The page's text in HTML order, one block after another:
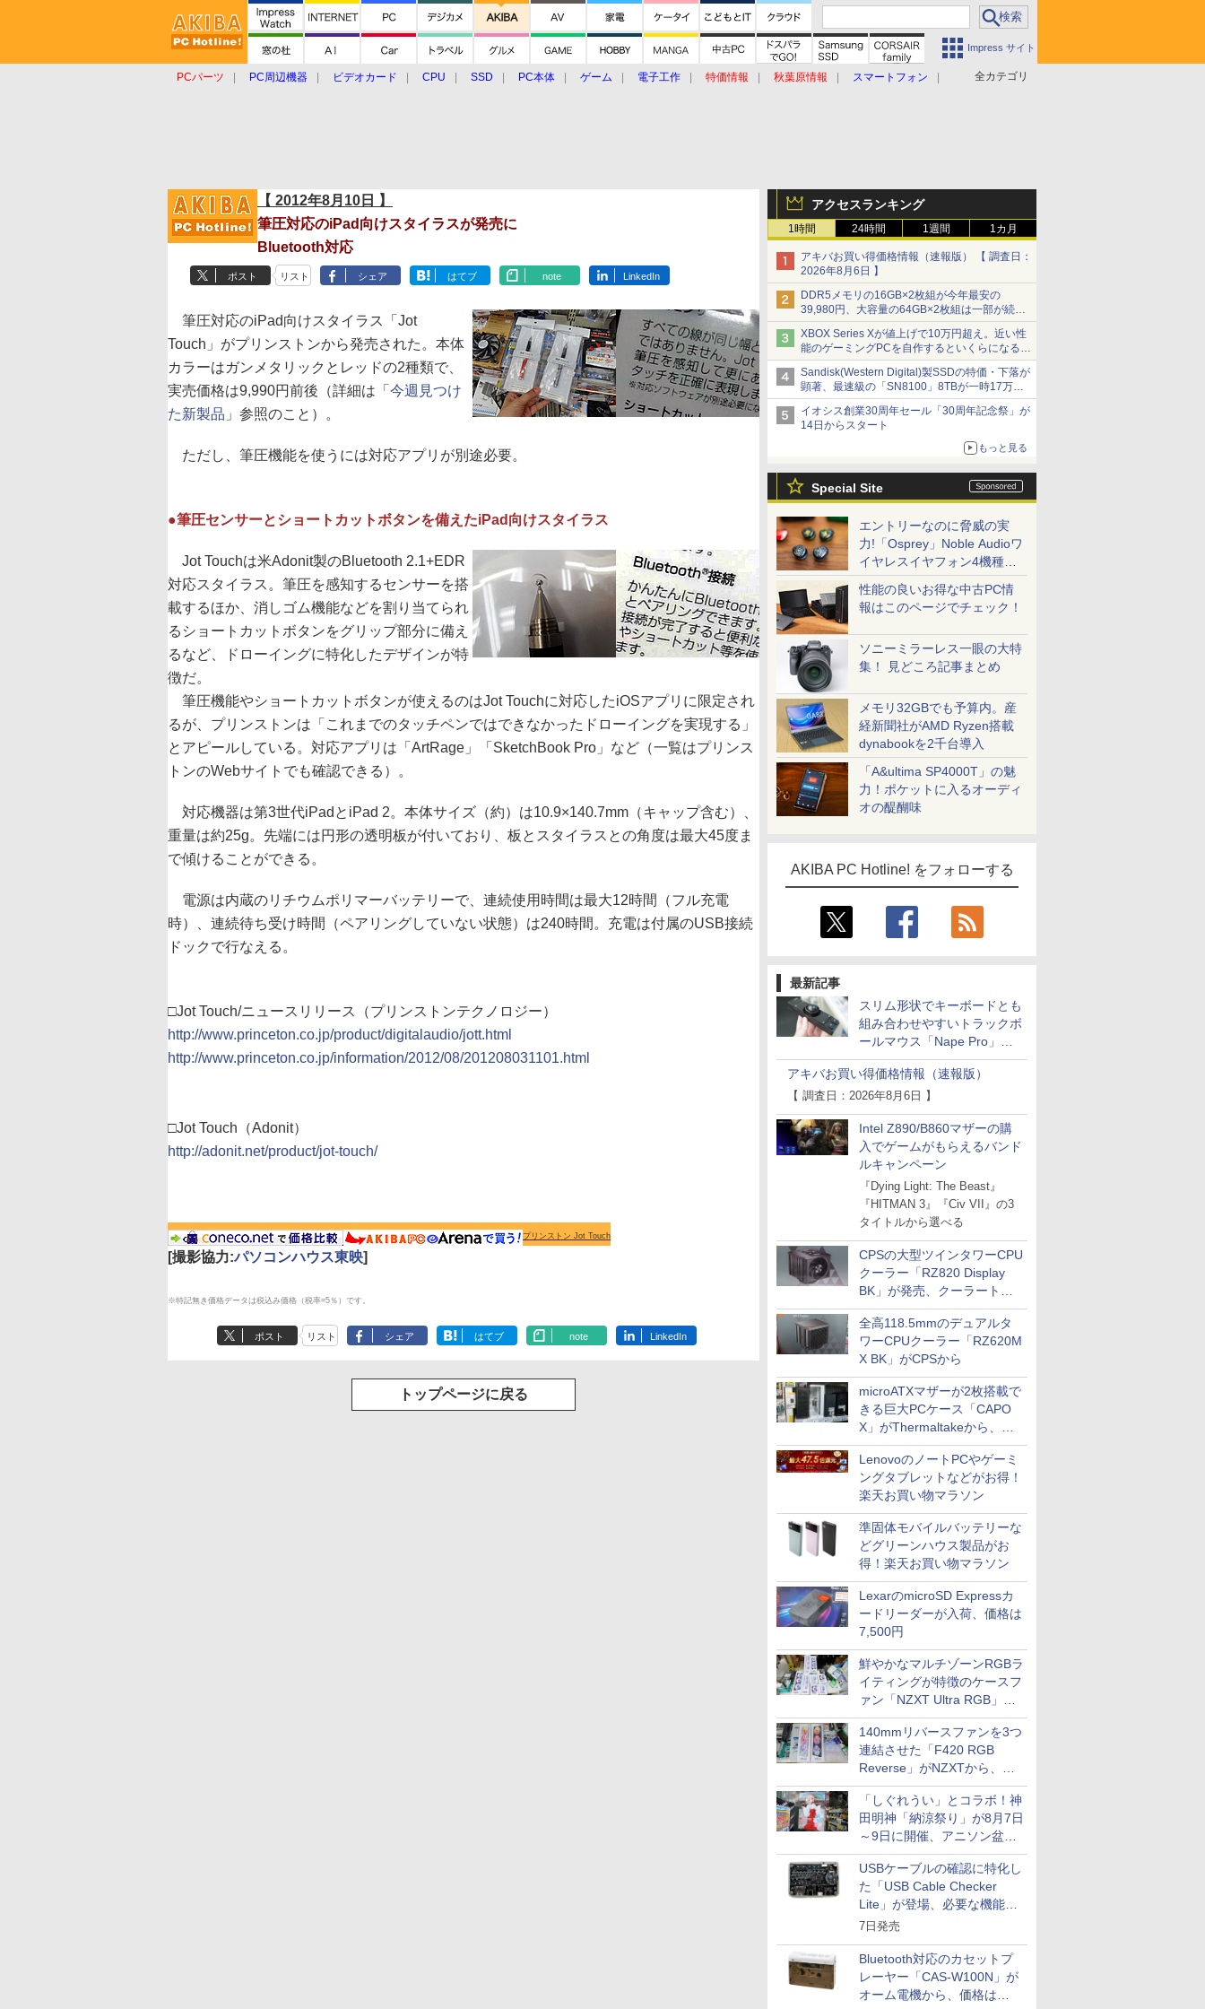
Impress サイト
全カテゴリ
PCパーツ PC周辺機器 ビデオカード CPU SSD PC本体 ゲーム 電子工作 特価情報 秋葉原情報
スマートフォン
アクセスランキング
1時間 24時間 1週間 1カ月
アキバお買い得価格情報（速報版） 【 調査日：
2026年8月6日 】
DDR5メモリの16GB×2枚組が今年最安の
39,980円、大容量の64GB×2枚組は一部が続騰
[8月前半のメモリ価格]
XBOX Series Xが値上げで10万円超え。近い性
能のゲーミングPCを自作するといくらになる？
【石田賀津男の『酒の肴にPCゲーム』】
Sandisk(Western Digital)製SSDの特価・下落が
顕著、最速級の「SN8100」8TBが一時17万円
割れ [8月前半のSSD価格]
イオシス創業30周年セール「30周年記念祭」が
14日からスタート
もっと見る
Special Site
エントリーなのに脅威の実
力!「Osprey」Noble Audioワ
イヤレスイヤフォン4機種を
一気に聴く
性能の良いお得な中古PC情
報はこのページでチェック！
ソニーミラーレス一眼の大特
集！ 見どころ記事まとめ
メモリ32GBでも予算内。産
経新聞社がAMD Ryzen搭載
dynabookを2千台導入
「A&ultima SP4000T」の魅
力！ポケットに入るオーディ
オの醍醐味
AKIBA PC Hotline! をフォローする
最新記事
スリム形状でキーボードとも
組み合わせやすいトラックボ
ールマウス「Nape Pro」が
Keychronから
アキバお買い得価格情報（速報版）
【 調査日：2026年8月6日 】
Intel Z890/B860マザーの購
入でゲームがもらえるバンド
ルキャンペーン
『Dying Light: The Beast』
『HITMAN 3』『Civ VII』の3
タイトルから選べる
CPSの大型ツインタワーCPU
クーラー「RZ820 Display
BK」が発売、クーラートッ
プに5インチ液晶搭載
全高118.5mmのデュアルタ
ワーCPUクーラー「RZ620M
X BK」がCPSから
microATXマザーが2枚搭載で
きる巨大PCケース「CAPO
X」がThermaltakeから、カ
ラーは2色
LenovoのノートPCやゲーミ
ングタブレットなどがお得！
楽天お買い物マラソン
準固体モバイルバッテリーな
どグリーンハウス製品がお
得！楽天お買い物マラソン
LexarのmicroSD Expressカ
ードリーダーが入荷、価格は
7,500円
鮮やかなマルチゾーンRGBラ
イティングが特徴のケースフ
ァン「NZXT Ultra RGB」が
発売、計8製品
140mmリバースファンを3つ
連結させた「F420 RGB
Reverse」がNZXTから、単
一フレーム採用
「しぐれうい」とコラボ！神
田明神「納涼祭り」が8月7日
～9日に開催、アニソン盆踊
りや屋台グルメなどもあり
USBケーブルの確認に特化し
た「USB Cable Checker
Lite」が登場、必要な機能を
凝縮しコンパクトに
7日発売
Bluetooth対応のカセットプ
レーヤー「CAS-W100N」が
オーム電機から、価格は
【 2012年8月10日 】
筆圧対応のiPad向けスタイラスが発売に
Bluetooth対応
ポスト リスト シェア はてブ note LinkedIn
筆圧対応のiPad向けスタイラス「Jot
Touch」がプリンストンから発売された。本体
カラーはガンメタリックとレッドの2種類で、
実売価格は9,990円前後（詳細は「 今週見つけ
た新製品 」参照のこと）。
ただし、筆圧機能を使うには対応アプリが別途必要。
●筆圧センサーとショートカットボタンを備えたiPad向けスタイラス
Jot Touchは米Adonit製のBluetooth 2.1+EDR
対応スタイラス。筆圧を感知するセンサーを搭
載するほか、消しゴム機能などを割り当てられ
るショートカットボタンをグリップ部分に備え
るなど、ドローイングに特化したデザインが特
徴だ。
筆圧機能やショートカットボタンが使えるのはJot Touchに対応したiOSアプリに限定され
るが、プリンストンは「これまでのタッチペンではできなかったドローイングを実現する」
とアピールしている。対応アプリは「ArtRage」「SketchBook Pro」など（一覧はプリンス
トンのWebサイトでも確認できる）。
対応機器は第3世代iPadとiPad 2。本体サイズ（約）は10.9×140.7mm（キャップ含む）、
重量は約25g。先端には円形の透明板が付いており、板とスタイラスとの角度は最大45度ま
で傾けることができる。
電源は内蔵のリチウムポリマーバッテリーで、連続使用時間は最大12時間（フル充電
時）、連続待ち受け時間（ペアリングしていない状態）は240時間。充電は付属のUSB接続
ドックで行なえる。
□Jot Touch/ニュースリリース（プリンストンテクノロジー）
http://www.princeton.co.jp/product/digitalaudio/jott.html
http://www.princeton.co.jp/information/2012/08/201208031101.html
□Jot Touch（Adonit）
http://adonit.net/product/jot-touch/
プリンストン Jot Touch
[撮影協力:パソコンハウス東映]
※特記無き価格データは税込み価格（税率=5％）です。
ポスト リスト シェア はてブ note LinkedIn
トップページに戻る